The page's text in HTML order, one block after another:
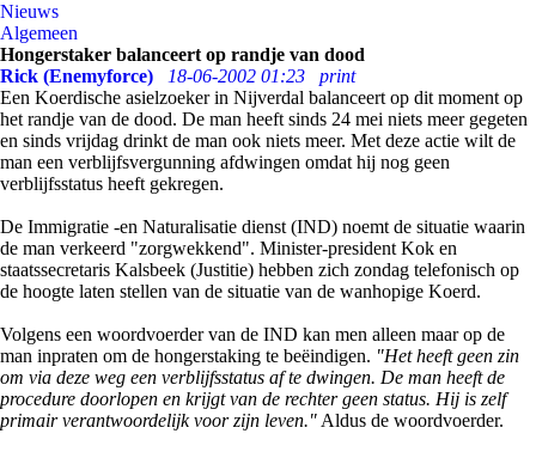
Nieuws
Algemeen
Hongerstaker balanceert op randje van dood
Rick (Enemyforce)
18-06-2002 01:23
print
Een Koerdische asielzoeker in Nijverdal balanceert op dit moment op
het randje van de dood. De man heeft sinds 24 mei niets meer gegeten
en sinds vrijdag drinkt de man ook niets meer. Met deze actie wilt de
man een verblijfsvergunning afdwingen omdat hij nog geen
verblijfsstatus heeft gekregen.
De Immigratie -en Naturalisatie dienst (IND) noemt de situatie waarin
de man verkeerd "zorgwekkend". Minister-president Kok en
staatssecretaris Kalsbeek (Justitie) hebben zich zondag telefonisch op
de hoogte laten stellen van de situatie van de wanhopige Koerd.
Volgens een woordvoerder van de IND kan men alleen maar op de
man inpraten om de hongerstaking te beëindigen. "Het heeft geen zin
om via deze weg een verblijfsstatus af te dwingen. De man heeft de
procedure doorlopen en krijgt van de rechter geen status. Hij is zelf
primair verantwoordelijk voor zijn leven." Aldus de woordvoerder.